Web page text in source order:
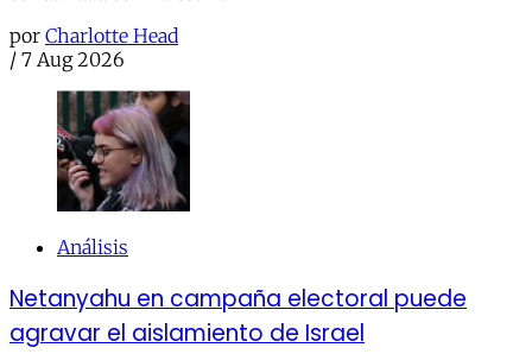
por Charlotte Head
/ 7 Aug 2026
Análisis
Netanyahu en campaña electoral puede
agravar el aislamiento de Israel